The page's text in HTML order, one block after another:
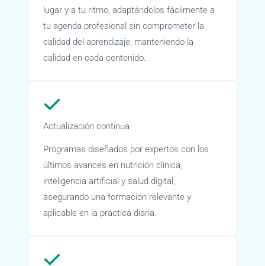
lugar y a tu ritmo, adaptándolos fácilmente a
tu agenda profesional sin comprometer la
calidad del aprendizaje, manteniendo la
calidad en cada contenido.
Actualización continua
Programas diseñados por expertos con los
últimos avances en nutrición clínica,
inteligencia artificial y salud digital,
asegurando una formación relevante y
aplicable en la práctica diaria.